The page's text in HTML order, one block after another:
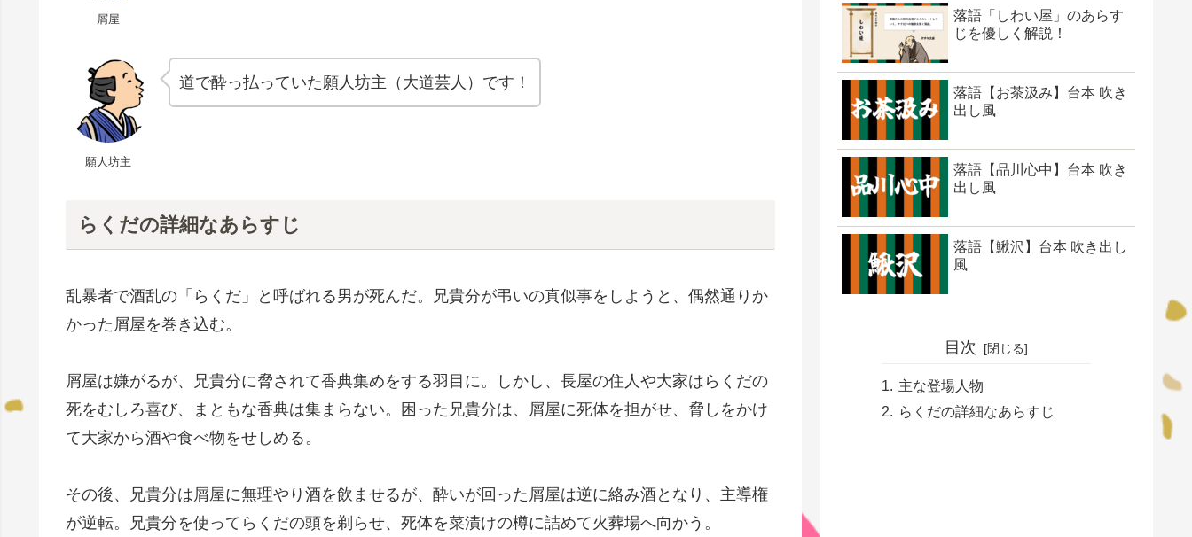
屑屋
願人坊主
道で酔っ払っていた願人坊主（大道芸人）です！
らくだの詳細なあらすじ
乱暴者で酒乱の「らくだ」と呼ばれる男が死んだ。兄貴分が弔いの真似事をしようと、偶然通りか
かった屑屋を巻き込む。
屑屋は嫌がるが、兄貴分に脅されて香典集めをする羽目に。しかし、長屋の住人や大家はらくだの
死をむしろ喜び、まともな香典は集まらない。困った兄貴分は、屑屋に死体を担がせ、脅しをかけ
て大家から酒や食べ物をせしめる。
その後、兄貴分は屑屋に無理やり酒を飲ませるが、酔いが回った屑屋は逆に絡み酒となり、主導権
が逆転。兄貴分を使ってらくだの頭を剃らせ、死体を菜漬けの樽に詰めて火葬場へ向かう。
落語「しわい屋」のあらす
じを優しく解説！
落語【お茶汲み】台本 吹き
出し風
落語【品川心中】台本 吹き
出し風
落語【鰍沢】台本 吹き出し
風
目次
主な登場人物
らくだの詳細なあらすじ